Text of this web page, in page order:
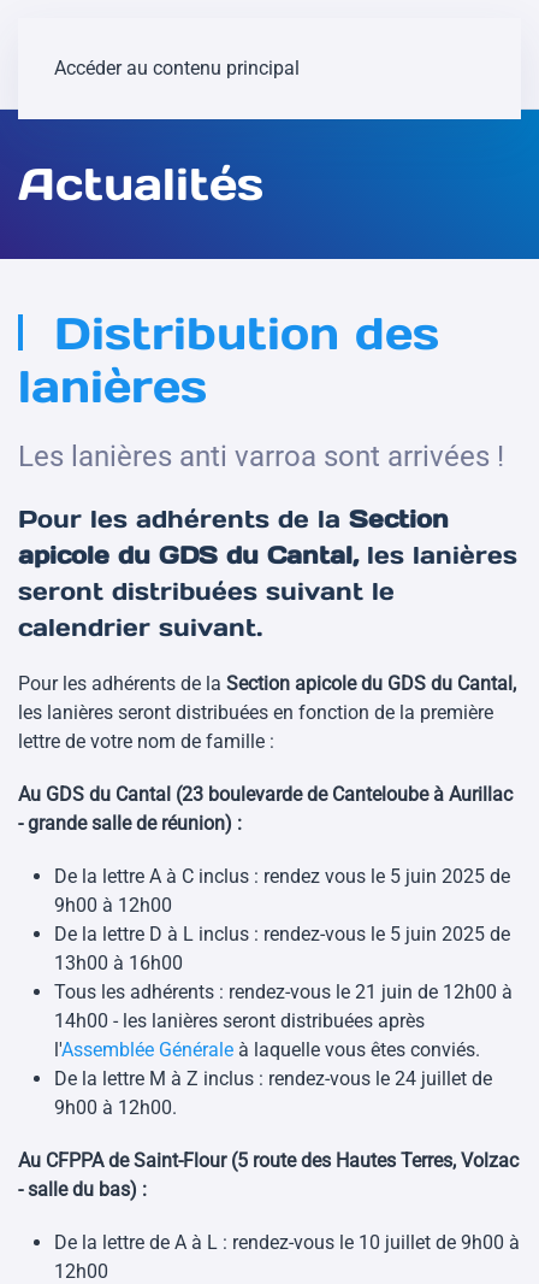
Accéder au contenu principal
Actualités
Distribution des
lanières
Les lanières anti varroa sont arrivées !
Pour les adhérents de la Section
apicole du GDS du Cantal,les lanières
seront distribuées suivant le
calendrier suivant.
Pour les adhérents de la Section apicole du GDS du Cantal,
les lanières seront distribuées en fonction de la première
lettre de votre nom de famille :
Au GDS du Cantal (23 boulevarde de Canteloube à Aurillac
- grande salle de réunion) :
De la lettre A à C inclus : rendez vous le 5 juin 2025 de
9h00 à 12h00
De la lettre D à L inclus : rendez-vous le 5 juin 2025 de
13h00 à 16h00
Tous les adhérents : rendez-vous le 21 juin de 12h00 à
14h00 - les lanières seront distribuées après
l'Assemblée Générale à laquelle vous êtes conviés.
De la lettre M à Z inclus : rendez-vous le 24 juillet de
9h00 à 12h00.
Au CFPPA de Saint-Flour (5 route des Hautes Terres, Volzac
- salle du bas) :
De la lettre de A à L : rendez-vous le 10 juillet de 9h00 à
12h00